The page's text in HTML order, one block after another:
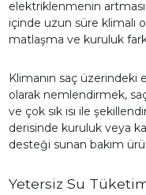
elektriklenmenin
içinde uzun süre klimalı
matlaşma ve kuruluk
Klimanın saç üzerindeki
olarak nemlendirmek,
ve çok sık ısı ile
derisinde kuruluk veya
desteği sunan bakım
Yetersiz Su